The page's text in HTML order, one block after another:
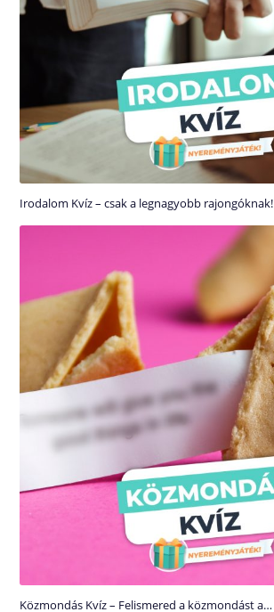
Irodalom Kvíz – csak a legnagyobb rajongóknak!
Közmondás Kvíz – Felismered a közmondást a…